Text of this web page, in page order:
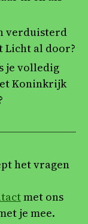
verduisterd
Licht al door?
je volledig
Koninkrijk
het vragen
met ons
je mee.